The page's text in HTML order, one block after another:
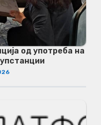
од употреба на